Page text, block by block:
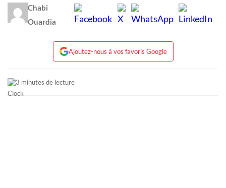
Chabi
Ouardia
Ajoutez-nous à vos favoris Google
3 minutes de lecture